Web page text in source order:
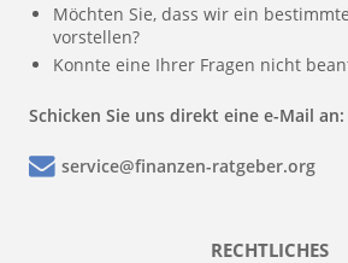
Möchten Sie, dass wir ein
vorstellen?
Konnte eine Ihrer Fragen nicht
Schicken Sie uns direkt eine e-Mail an:
service@finanzen-ratgeber.org
RECHTLICHES